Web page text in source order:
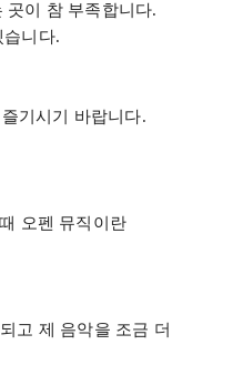
곳이 참 부족합니다.
습니다.
기시기 바랍니다.
오펜 뮤직이란
고 제 음악을 조금 더